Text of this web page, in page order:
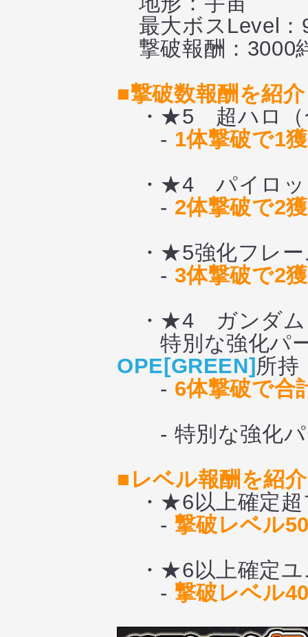
最大ボスLevel：
撃破報酬：3000
■撃破数報酬を紹介
・★5 超ハロ（
- 1体撃破で1
・★4 パイロッ
- 2体撃破で2
・★5強化フレー
- 3体撃破で2
・★4 ガンダ
特別な強化パ
OPE[GREEN] 所持
- 6体撃破で合
- 特別な強化パ
■レベル報酬を紹介
・★6以上確定超
- 撃破レベル
・★6以上確定ユ
- 撃破レベル